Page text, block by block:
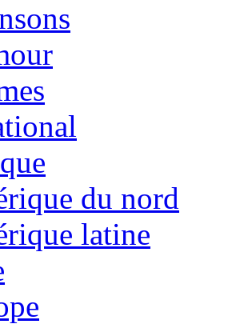
du nord
latine